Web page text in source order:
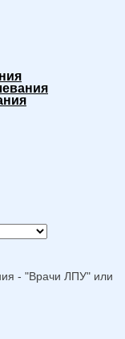
- "Врачи ЛПУ" или